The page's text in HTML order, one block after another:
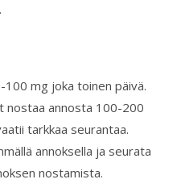
100 mg joka toinen päivä.
nostaa annosta 100-200
tarkkaa seurantaa.
annoksella ja seurata
nostamista.